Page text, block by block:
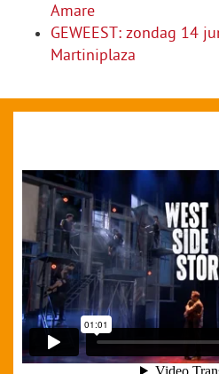
Amare
GEWEEST: zondag 14
Martiniplaza